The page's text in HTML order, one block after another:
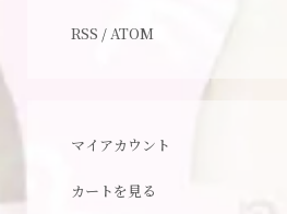
RSS /ATOM
マイアカウント
カートを見る